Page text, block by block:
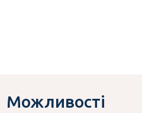
Можливості